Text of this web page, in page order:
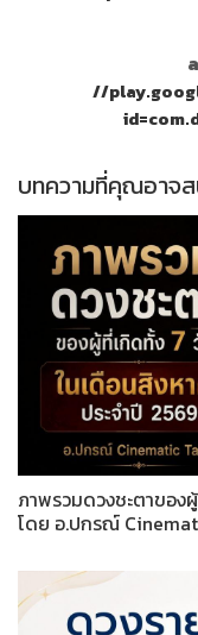
//
บทความที่คุณอาจส
ภาพรวมดวงชะตาของ
โดย อ.ปกรณ์